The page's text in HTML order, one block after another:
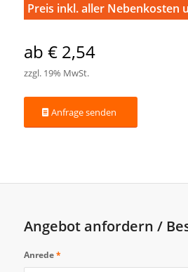
Preis inkl. aller Nebenkosten
ab € 2,54
zzgl. 19% MwSt.
Anfrage senden
Angebot anfordern /
Anrede*